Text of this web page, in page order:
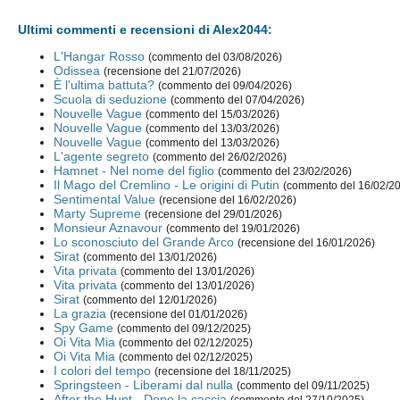
Ultimi commenti e recensioni di Alex2044:
L'Hangar Rosso (commento del 03/08/2026)
Odissea (recensione del 21/07/2026)
È l'ultima battuta? (commento del 09/04/2026)
Scuola di seduzione (commento del 07/04/2026)
Nouvelle Vague (commento del 15/03/2026)
Nouvelle Vague (commento del 13/03/2026)
Nouvelle Vague (commento del 13/03/2026)
L'agente segreto (commento del 26/02/2026)
Hamnet - Nel nome del figlio (commento del 23/02/2026)
Il Mago del Cremlino - Le origini di Putin (commento del 16/02/
Sentimental Value (recensione del 16/02/2026)
Marty Supreme (recensione del 29/01/2026)
Monsieur Aznavour (commento del 19/01/2026)
Lo sconosciuto del Grande Arco (recensione del 16/01/2026)
Sirat (commento del 13/01/2026)
Vita privata (commento del 13/01/2026)
Vita privata (commento del 13/01/2026)
Sirat (commento del 12/01/2026)
La grazia (recensione del 01/01/2026)
Spy Game (commento del 09/12/2025)
Oi Vita Mia (commento del 02/12/2025)
Oi Vita Mia (commento del 02/12/2025)
I colori del tempo (recensione del 18/11/2025)
Springsteen - Liberami dal nulla (commento del 09/11/2025)